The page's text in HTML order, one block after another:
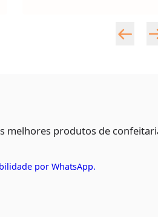
melhores produtos de
por WhatsApp.